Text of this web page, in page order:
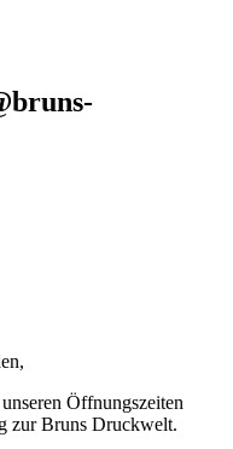
Öffnungszeiten
zur Bruns Druckwelt.